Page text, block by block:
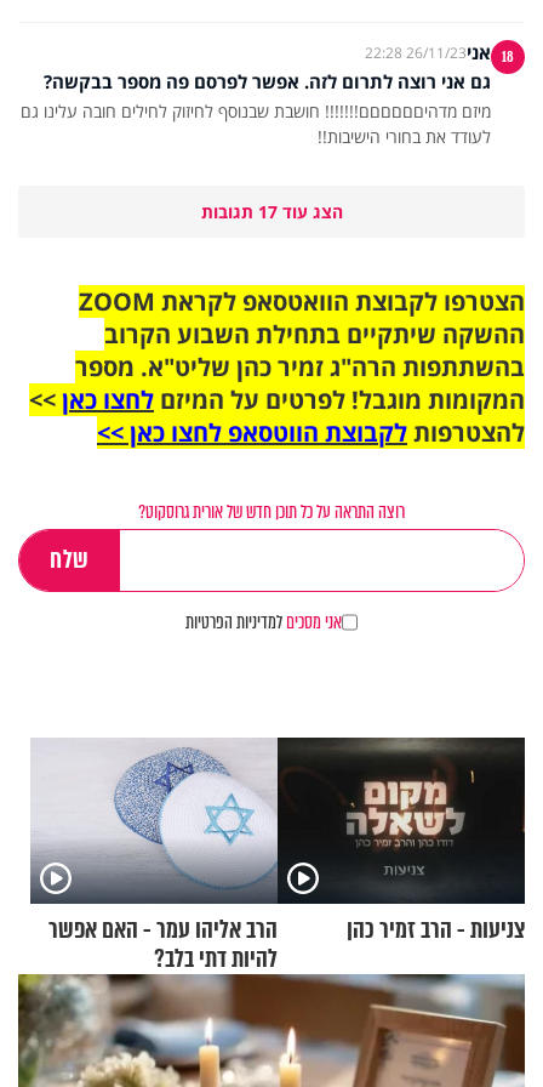
18 אני26/11/23 22:28
גם אני רוצה לתרום לזה. אפשר לפרסם פה מספר בבקשה?
מיזם מדהיםםםםםם!!!!!!! חושבת שבנוסף לחיזוק לחילים חובה עלינו גם
לעודד את בחורי הישיבות!!
הצג עוד 17 תגובות
הצטרפו לקבוצת הוואטסאפ לקראת ZOOM
ההשקה שיתקיים בתחילת השבוע הקרוב
בהשתתפות הרה"ג זמיר כהן שליט"א. מספר
המקומות מוגבל! לפרטים על המיזם לחצו כאן>>
להצטרפותלקבוצת הווטסאפ לחצו כאן >>
רוצה התראה על כל תוכן חדש של אורית גרוסקוט?
אני מסכיםלמדיניות הפרטיות
צניעות - הרב זמיר כהן
הרב אליהו עמר - האם אפשר
להיות דתי בלב?